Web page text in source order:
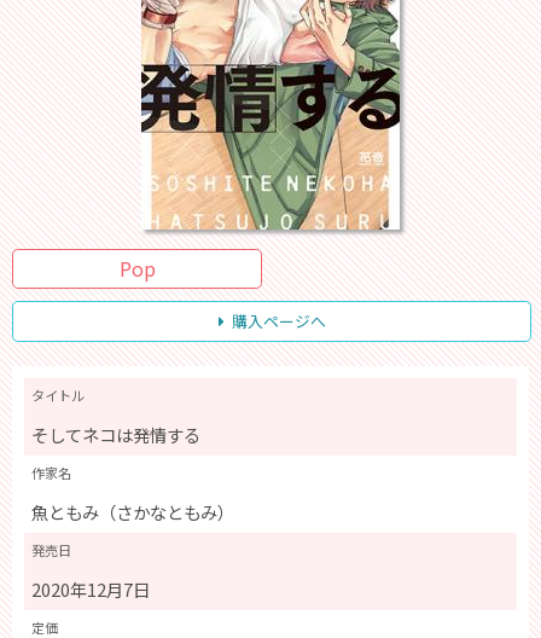
Pop
購入ページへ
タイトル
そしてネコは発情する
作家名
魚ともみ（さかなともみ）
発売日
2020年12月7日
定価